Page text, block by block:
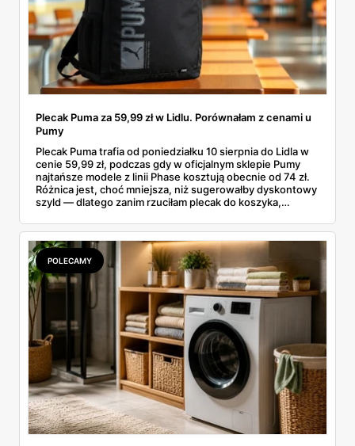
Plecak Puma za 59,99 zł w Lidlu. Porównałam z cenami u
Pumy
Plecak Puma trafia od poniedziałku 10 sierpnia do Lidla w
cenie 59,99 zł, podczas gdy w oficjalnym sklepie Pumy
najtańsze modele z linii Phase kosztują obecnie od 74 zł.
Różnica jest, choć mniejsza, niż sugerowałby dyskontowy
szyld — dlatego zanim rzuciłam plecak do koszyka,
rozpiska: co dokładnie sprzedaje Lidl, ile kosztują
odpowiedniki u producenta i komu ten zakup naprawdę
się opłaci.
POLECAMY